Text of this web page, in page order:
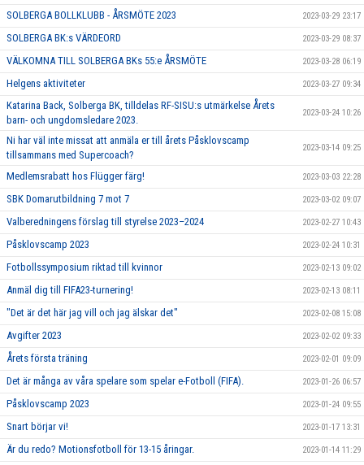
SOLBERGA BOLLKLUBB - ÅRSMÖTE 2023 2023-03-29 23:17
SOLBERGA BK:s VÄRDEORD 2023-03-29 08:37
VÄLKOMNA TILL SOLBERGA BKs 55:e ÅRSMÖTE 2023-03-28 06:19
Helgens aktiviteter 2023-03-27 09:34
Katarina Back, Solberga BK, tilldelas RF-SISU:s utmärkelse Årets
barn- och ungdomsledare 2023.
2023-03-24 10:26
Ni har väl inte missat att anmäla er till årets Påsklovscamp
tillsammans med Supercoach?
2023-03-14 09:25
Medlemsrabatt hos Flügger färg! 2023-03-03 22:28
SBK Domarutbildning 7 mot 7 2023-03-02 09:07
Valberedningens förslag till styrelse 2023–2024 2023-02-27 10:43
Påsklovscamp 2023 2023-02-24 10:31
Fotbollssymposium riktad till kvinnor 2023-02-13 09:02
Anmäl dig till FIFA23-turnering! 2023-02-13 08:11
"Det är det här jag vill och jag älskar det" 2023-02-08 15:08
Avgifter 2023 2023-02-02 09:33
Årets första träning 2023-02-01 09:09
Det är många av våra spelare som spelar e-Fotboll (FIFA). 2023-01-26 06:57
Påsklovscamp 2023 2023-01-24 09:55
Snart börjar vi! 2023-01-17 13:31
Är du redo? Motionsfotboll för 13-15 åringar. 2023-01-14 11:29